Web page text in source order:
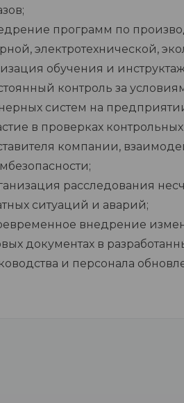
программ по
электротехнической,
обучения и
контроль за
систем на
в проверках контрольных
компании,
расследования
ситуаций и аварий;
внедрение
документах в
и персонала